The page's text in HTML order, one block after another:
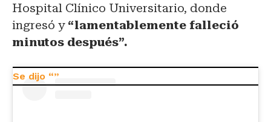
Hospital Clínico Universitario, donde
ingresó y“lamentablemente falleció
minutos después”.